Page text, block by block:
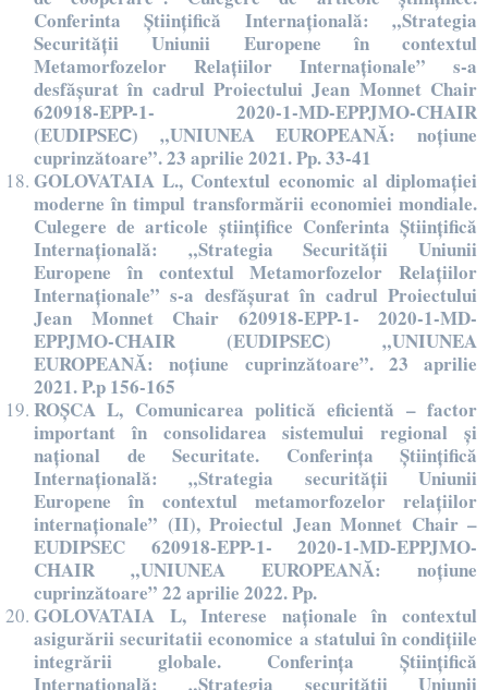
Conferinta Științifică Internațională: „Strategia
Securității Uniunii Europene în contextul
Metamorfozelor Relațiilor Internaționale” s-a
desfășurat în cadrul Proiectului Jean Monnet Chair
620918-EPP-1- 2020-1-MD-EPPJMO-CHAIR
(EUDIPSEС) „UNIUNEA EUROPEANĂ: noțiune
cuprinzătoare”. 23 aprilie 2021. Pp. 33-41
GOLOVATAIA L., Contextul economic al diplomației
moderne în timpul transformării economiei mondiale.
Culegere de articole științifice Conferinta Științifică
Internațională: „Strategia Securității Uniunii
Europene în contextul Metamorfozelor Relațiilor
Internaționale” s-a desfășurat în cadrul Proiectului
Jean Monnet Chair 620918-EPP-1- 2020-1-MD-
EPPJMO-CHAIR (EUDIPSEС) „UNIUNEA
EUROPEANĂ: noțiune cuprinzătoare”. 23 aprilie
2021. P.p 156-165
ROȘCA L, Comunicarea politică eficientă – factor
important în consolidarea sistemului regional și
național de Securitate. Conferința Științifică
Internațională: „Strategia securității Uniunii
Europene în contextul metamorfozelor relațiilor
internaționale” (II), Proiectul Jean Monnet Chair –
EUDIPSEC 620918-EPP-1- 2020-1-MD-EPPJMO-
CHAIR „UNIUNEA EUROPEANĂ: noțiune
cuprinzătoare” 22 aprilie 2022. Pp.
GOLOVATAIA L, Interese naționale în contextul
asigurării securitatii economice a statului în condițiile
integrării globale. Conferința Științifică
Internațională: „Strategia securității Uniunii